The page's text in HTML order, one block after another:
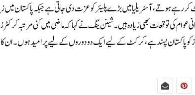
رہے ہوتے، آسٹریلیا میں بڑے پلیئر کو عزت دی جاتی ہے جبکہ پاکستان میں
عوام کی توقعات بھی زیادہ ہیں۔شینن ینگ نے کہا کہ ماضی میں کئی مرتبہ